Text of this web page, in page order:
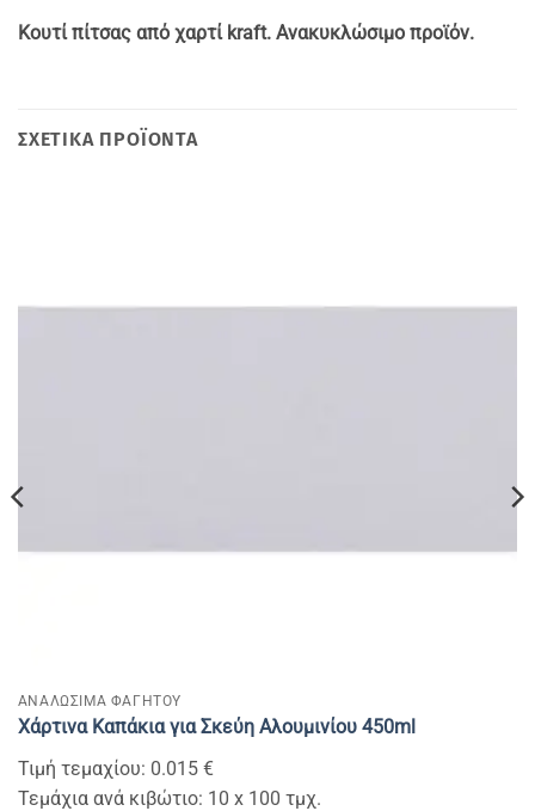
Κουτί πίτσας από χαρτί kraft. Ανακυκλώσιμο προϊόν.
ΣΧΕΤΙΚΆ ΠΡΟΪΌΝΤΑ
ΑΝΑΛΩΣΙΜΑ ΦΑΓΗΤΟΥ
Χάρτινα Καπάκια για Σκεύη Αλουμινίου 450ml
Τιμή τεμαχίου: 0.015 €
Τεμάχια ανά κιβώτιο: 10 x 100 τμχ.